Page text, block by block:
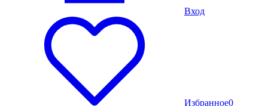
Вход
Избранное0